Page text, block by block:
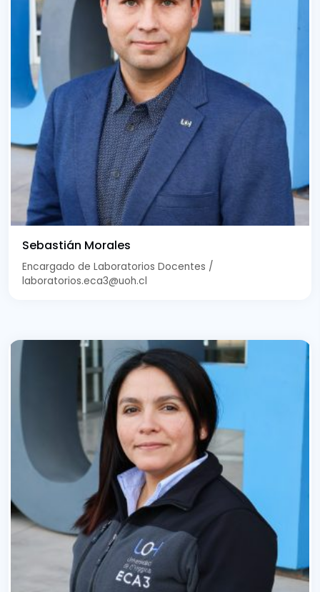
Sebastián Morales
Encargado de Laboratorios Docentes /
laboratorios.eca3@uoh.cl